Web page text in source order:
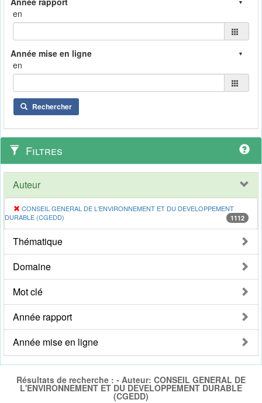
en
en
Rechercher
Filtres
Auteur
CONSEIL GENERAL DE L'ENVIRONNEMENT ET DU DEVELOPPEMENT
DURABLE (CGEDD)
1112
Thématique
Domaine
Mot clé
Année rapport
Année mise en ligne
Résultats de recherche : - Auteur: CONSEIL GENERAL DE
L'ENVIRONNEMENT ET DU DEVELOPPEMENT DURABLE
(CGEDD)